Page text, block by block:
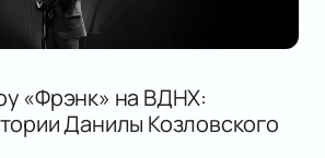
«Фрэнк» на ВДНХ:
Данилы Козловского